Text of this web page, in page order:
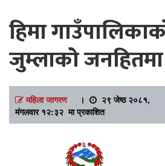
हिमा
जुम्लाको
महिला जागरण।
२९ जेष्ठ २०८१,
मंगलवार १२:३२ मा प्रकाशित